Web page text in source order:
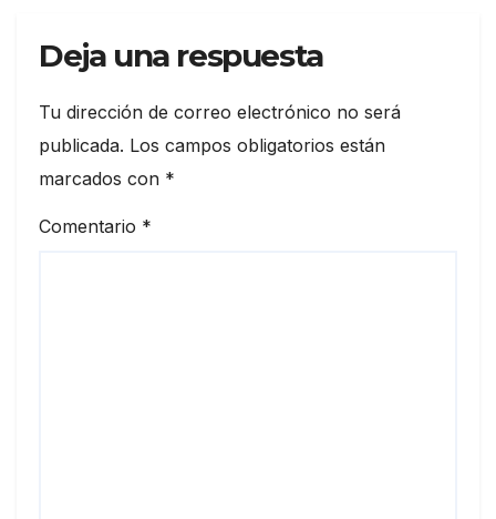
Deja una respuesta
Tu dirección de correo electrónico no será
publicada. Los campos obligatorios están
marcados con *
Comentario *